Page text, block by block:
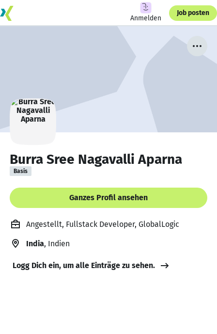
Anmelden
Job posten
Burra Sree Nagavalli Aparna
Basis
Ganzes Profil ansehen
Angestellt, Fullstack Developer, GlobalLogic
India, Indien
Logg Dich ein, um alle Einträge zu sehen.